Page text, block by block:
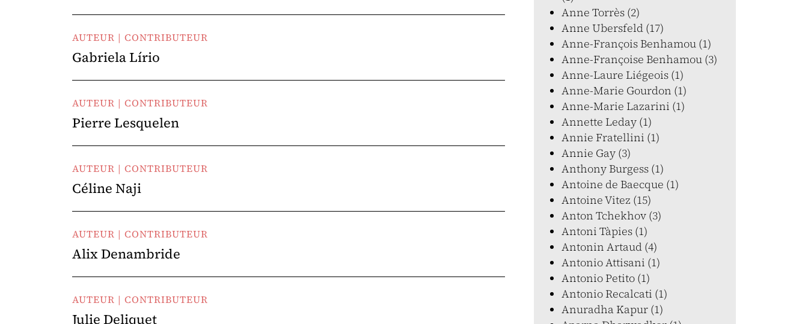
AUTEUR | CONTRIBUTEUR
Gabriela Lírio
AUTEUR | CONTRIBUTEUR
Pierre Lesquelen
AUTEUR | CONTRIBUTEUR
Céline Naji
AUTEUR | CONTRIBUTEUR
Alix Denambride
AUTEUR | CONTRIBUTEUR
Julie Deliquet
Anne Torrès (2)
Anne Ubersfeld (17)
Anne-François Benhamou (1)
Anne-Françoise Benhamou (3)
Anne-Laure Liégeois (1)
Anne-Marie Gourdon (1)
Anne-Marie Lazarini (1)
Annette Leday (1)
Annie Fratellini (1)
Annie Gay (3)
Anthony Burgess (1)
Antoine de Baecque (1)
Antoine Vitez (15)
Anton Tchekhov (3)
Antoni Tàpies (1)
Antonin Artaud (4)
Antonio Attisani (1)
Antonio Petito (1)
Antonio Recalcati (1)
Anuradha Kapur (1)